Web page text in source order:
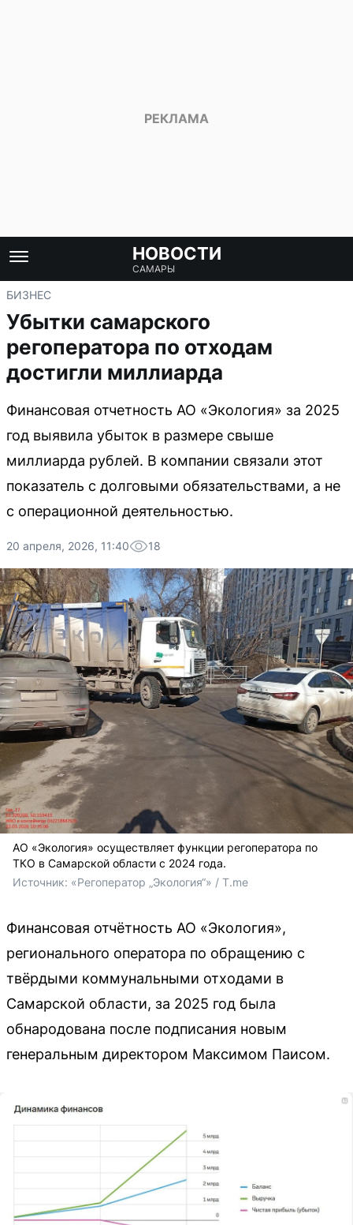
НОВОСТИ
САМАРЫ
БИЗНЕС
Убытки самарского
регоператора по отходам
достигли миллиарда
Финансовая отчетность АО «Экология» за 2025
год выявила убыток в размере свыше
миллиарда рублей. В компании связали этот
показатель с долговыми обязательствами, а не
с операционной деятельностью.
20 апреля, 2026, 11:40 18
АО «Экология» осуществляет функции регоператора по
ТКО в Самарской области с 2024 года.
Источник: «Регоператор „Экология“» / T.me
Финансовая отчётность АО «Экология»,
регионального оператора по обращению с
твёрдыми коммунальными отходами в
Самарской области, за 2025 год была
обнародована после подписания новым
генеральным директором Максимом Паисом.